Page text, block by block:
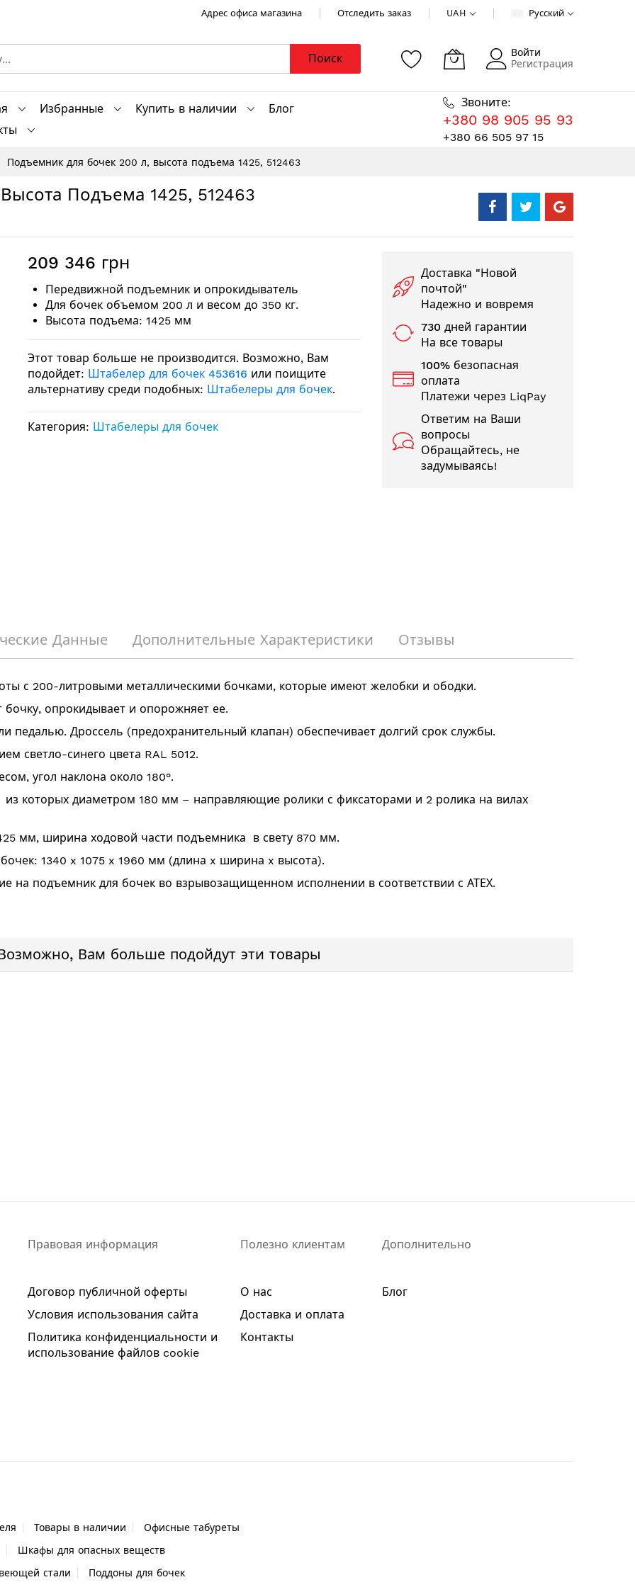
Адрес офиса магазина Отследить заказ UAH Русский
Поиск
Войти
Регистрация
Избранные Купить в наличии
Блог
Звоните:
+380 98 905 95 93
+380 66 505 97 15
Подъемник для бочек 200 л, высота подъема 1425, 512463
Подъема 1425, 512463
209 346 грн
Передвижной подъемник и опрокидыватель
Для бочек объемом 200 л и весом до 350 кг.
Высота подъема: 1425 мм
Этот товар больше не производится. Возможно, Вам
подойдет: Штабелер для бочек 453616 или поищите
альтернативу среди подобных: Штабелеры для бочек.
Категория: Штабелеры для бочек
Доставка "Новой
почтой"
Надежно и вовремя
730 дней гарантии
На все товары
100% безопасная
оплата
Платежи через LiqPay
Ответим на Ваши
вопросы
Обращайтесь, не
задумываясь!
с 200-литровыми металлическими бочками, которые имеют желобки и ободки.
бочку, опрокидывает и опорожняет ее.
педалью. Дроссель (предохранительный клапан) обеспечивает долгий срок службы.
светло-синего цвета RAL 5012.
угол наклона около 180°.
из которых диаметром 180 мм – направляющие ролики с фиксаторами и 2 ролика на вилах
мм, ширина ходовой части подъемника в свету 870 мм.
1340 x 1075 x 1960 мм (длина x ширина x высота).
на подъемник для бочек во взрывозащищенном исполнении в соответствии с АТЕХ.
Данные Дополнительные Характеристики Отзывы
Вам больше подойдут эти товары
Правовая информация
Договор публичной оферты
Условия использования сайта
Политика конфиденциальности и
использование файлов cookie
Полезно клиентам
О нас
Доставка и оплата
Контакты
Дополнительно
Блог
Товары в наличии
Офисные табуреты
Шкафы для опасных веществ
стали Поддоны для бочек